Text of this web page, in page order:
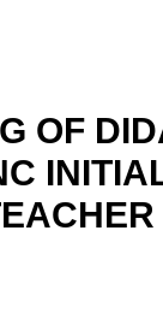
OF